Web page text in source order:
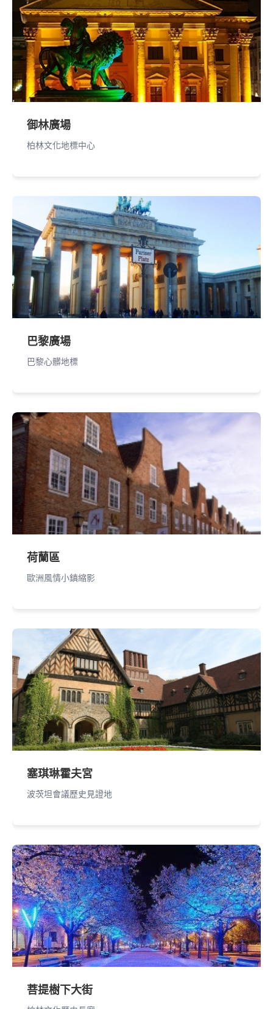
御林廣場
柏林文化地標中心
巴黎廣場
巴黎心髒地標
荷蘭區
歐洲風情小鎮縮影
塞琪琳霍夫宮
波茨坦會議歷史見證地
菩提樹下大街